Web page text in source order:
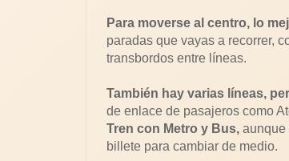
Para moverse al centro, lo
paradas que vayas a recorrer,
transbordos entre líneas.
También hay varias líneas,
de enlace de pasajeros como
Tren con Metro y Bus, aunque
billete para cambiar de medio.